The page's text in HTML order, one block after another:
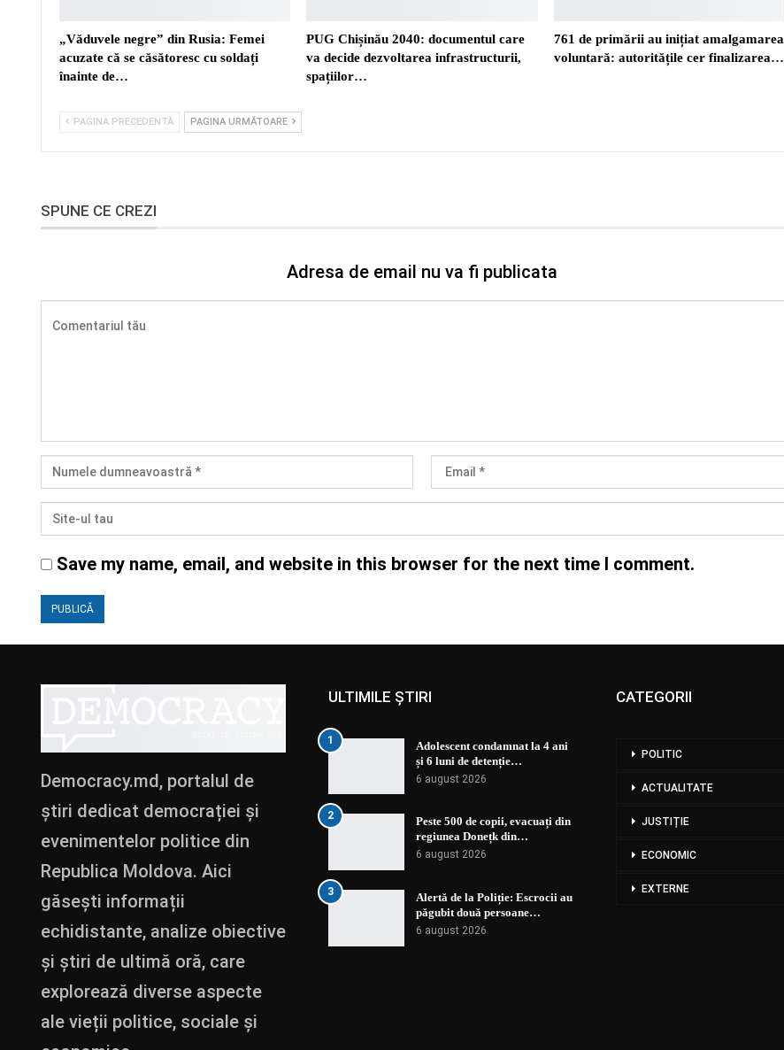
„Văduvele negre” din Rusia: Femei
acuzate că se căsătoresc cu soldați
înainte de…
PUG Chișinău 2040: documentul care
va decide dezvoltarea infrastructurii,
spațiilor…
761 de primării au inițiat amalgamarea
voluntară: autoritățile cer finalizarea…
PAGINA PRECEDENTĂ PAGINA URMĂTOARE
SPUNE CE CREZI
Adresa de email nu va fi publicata
Save my name, email, and website in this browser for the next time I comment.
Democracy.md, portalul de
știri dedicat democrației și
evenimentelor politice din
Republica Moldova. Aici
găsești informații
echidistante, analize obiective
și știri de ultimă oră, care
explorează diverse aspecte
ale vieții politice, sociale și
ULTIMILE ȘTIRI
1
Adolescent condamnat la 4 ani
și 6 luni de detenție…
6 august 2026
2
Peste 500 de copii, evacuați din
regiunea Donețk din…
6 august 2026
3
Alertă de la Poliție: Escrocii au
păgubit două persoane…
6 august 2026
CATEGORII
POLITIC
ACTUALITATE
JUSTIȚIE
ECONOMIC
EXTERNE